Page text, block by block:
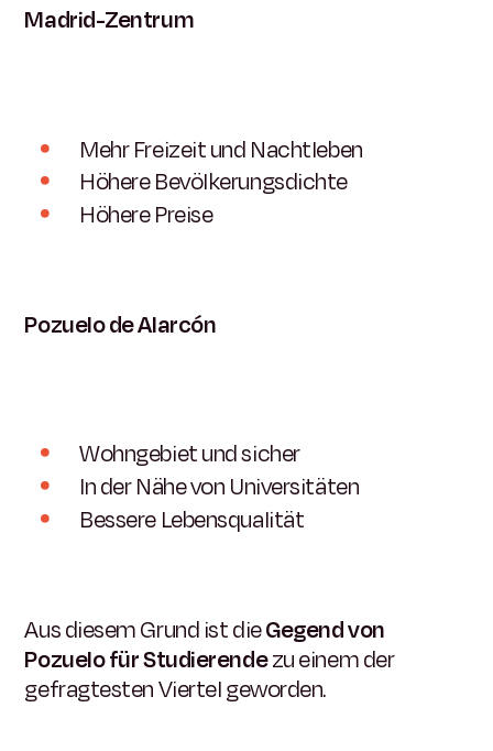
Madrid-Zentrum
Mehr Freizeit und Nachtleben
Höhere Bevölkerungsdichte
Höhere Preise
Pozuelo de Alarcón
Wohngebiet und sicher
In der Nähe von Universitäten
Bessere Lebensqualität
Aus diesem Grund ist dieGegend von
Pozuelo für Studierendezu einem der
gefragtesten Viertel geworden.